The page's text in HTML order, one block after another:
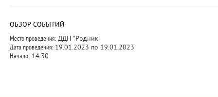
ОБЗОР СОБЫТИЙ
Место проведения: ДДН "Родник"
Дата проведения: 19.01.2023 по 19.01.2023
Начало: 14.30